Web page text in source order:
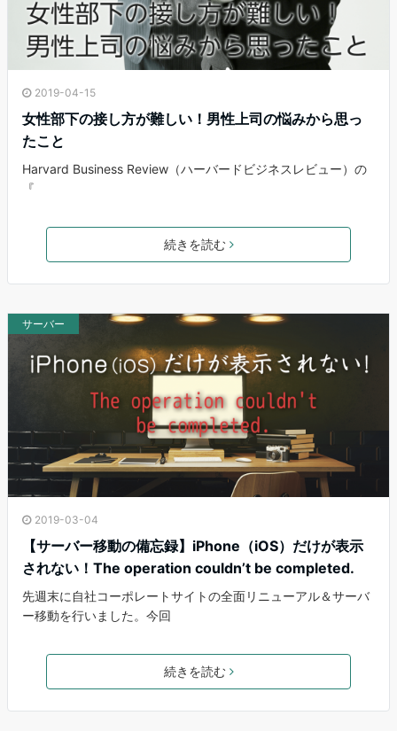
2019-04-15
女性部下の接し方が難しい！男性上司の悩みから思っ
たこと
Harvard Business Review（ハーバードビジネスレビュー）の
『
続きを読む
サーバー
2019-03-04
【サーバー移動の備忘録】iPhone（iOS）だけが表示
されない！The operation couldn’t be completed.
先週末に自社コーポレートサイトの全面リニューアル＆サーバ
ー移動を行いました。今回
続きを読む